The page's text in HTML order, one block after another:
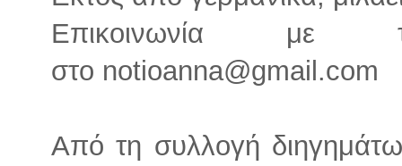
Επικοινωνία με
στο notioanna@gmail.com
Από τη συλλογή